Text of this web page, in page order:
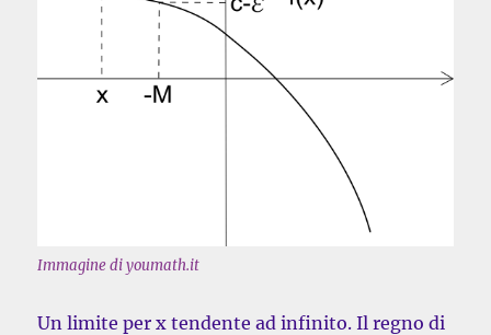
Immagine di youmath.it
Un limite per x tendente ad infinito. Il regno di